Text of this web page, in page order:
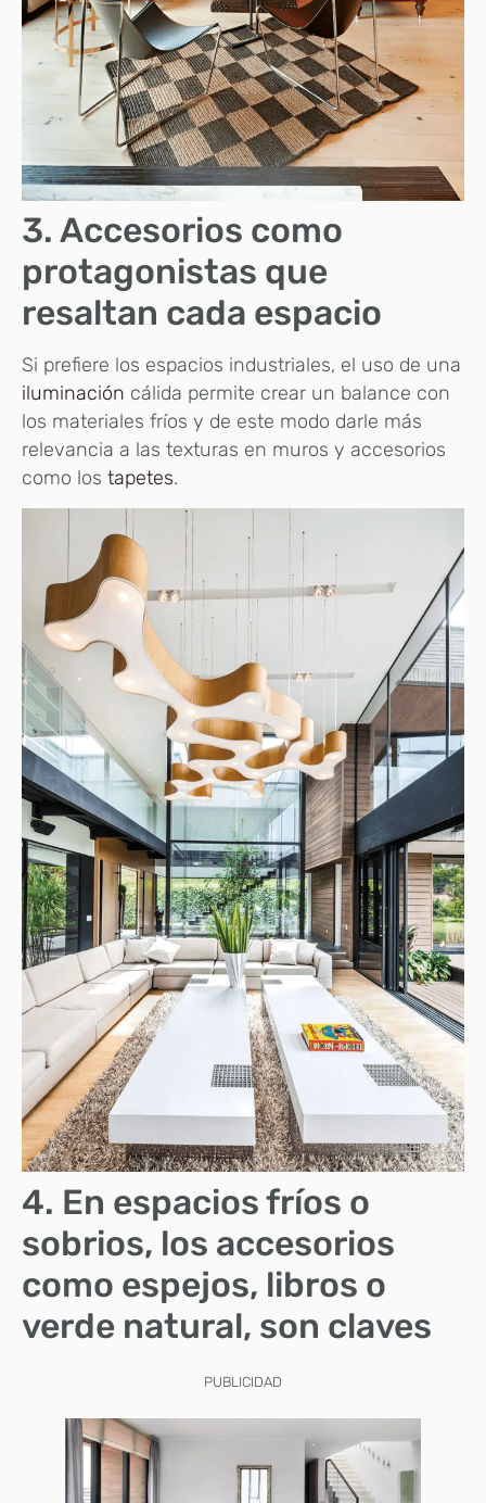
3. Accesorios como
protagonistas que
resaltan cada espacio
Si prefiere los espacios industriales, el uso de una
iluminación cálida permite crear un balance con
los materiales fríos y de este modo darle más
relevancia a las texturas en muros y accesorios
como los tapetes.
4. En espacios fríos o
sobrios, los accesorios
como espejos, libros o
verde natural, son claves
PUBLICIDAD